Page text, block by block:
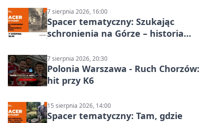
7 sierpnia 2026, 16:00
Spacer tematyczny: Szukając
schronienia na Górze – historia
7 sierpnia 2026, 20:30
Polonia Warszawa - Ruch Chorzów:
hit przy K6
15 sierpnia 2026, 14:00
Spacer tematyczny: Tam, gdzie